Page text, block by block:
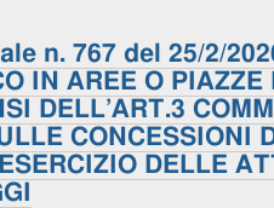
n. 767 del 25/2/
IN AREE O PIAZZE
DELL’ART.3
CONCESSIONI
DELLE